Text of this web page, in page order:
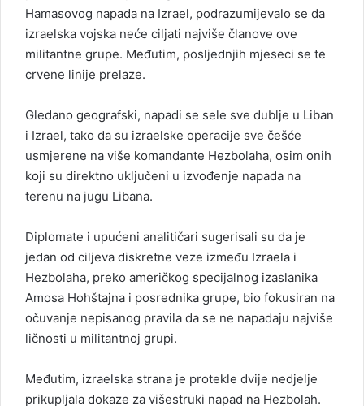
Hamasovog napada na Izrael, podrazumijevalo se da
izraelska vojska neće ciljati najviše članove ove
militantne grupe. Međutim, posljednjih mjeseci se te
crvene linije prelaze.
Gledano geografski, napadi se sele sve dublje u Liban
i Izrael, tako da su izraelske operacije sve češće
usmjerene na više komandante Hezbolaha, osim onih
koji su direktno uključeni u izvođenje napada na
terenu na jugu Libana.
Diplomate i upućeni analitičari sugerisali su da je
jedan od ciljeva diskretne veze između Izraela i
Hezbolaha, preko američkog specijalnog izaslanika
Amosa Hohštajna i posrednika grupe, bio fokusiran na
očuvanje nepisanog pravila da se ne napadaju najviše
ličnosti u militantnoj grupi.
Međutim, izraelska strana je protekle dvije nedjelje
prikupljala dokaze za višestruki napad na Hezbolah.